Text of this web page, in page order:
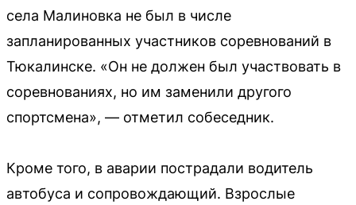
села Малиновка не был в числе
запланированных участников соревнований в
Тюкалинске. «Он не должен был участвовать в
соревнованиях, но им заменили другого
спортсмена», — отметил собеседник.
Кроме того, в аварии пострадали водитель
автобуса и сопровождающий. Взрослые